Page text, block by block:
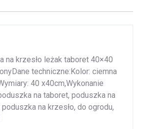
na krzesło leżak taboret 40×40
techniczne:Kolor: ciemna
40 x40cm,Wykonanie
na taboret, poduszka na
poduszka na krzesło, do ogrodu,